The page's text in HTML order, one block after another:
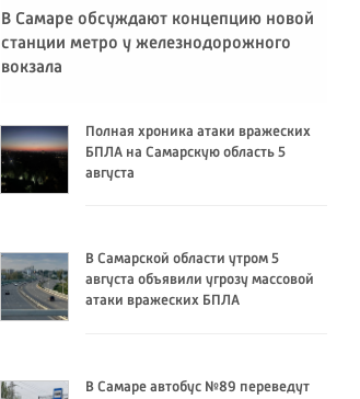
В Самаре обсуждают концепцию новой
станции метро у железнодорожного
вокзала
Полная хроника атаки вражеских
БПЛА на Самарскую область 5
августа
В Самарской области утром 5
августа объявили угрозу массовой
атаки вражеских БПЛА
В Самаре автобус №89 переведут